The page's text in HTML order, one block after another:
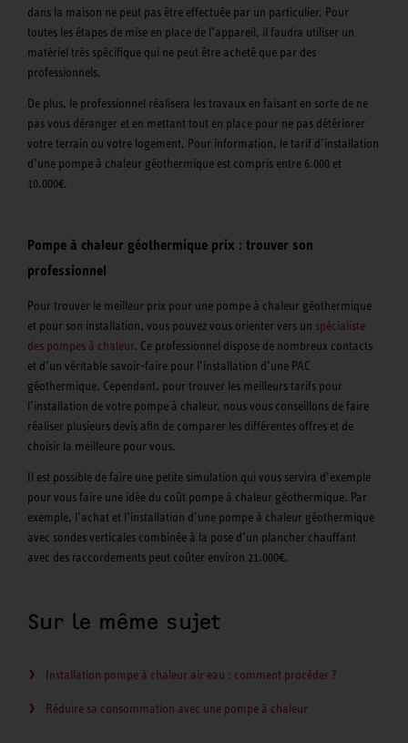
dans la maison ne peut pas être effectuée par un particulier. Pour
toutes les étapes de mise en place de l’appareil, il faudra utiliser un
matériel très spécifique qui ne peut être acheté que par des
professionnels.
De plus, le professionnel réalisera les travaux en faisant en sorte de ne
pas vous déranger et en mettant tout en place pour ne pas détériorer
votre terrain ou votre logement. Pour information, le tarif d’installation
d’une pompe à chaleur géothermique est compris entre 6.000 et
10.000€.
Pompe à chaleur géothermique prix : trouver son
professionnel
Pour trouver le meilleur prix pour une pompe à chaleur géothermique
et pour son installation, vous pouvez vous orienter vers un spécialiste
des pompes à chaleur. Ce professionnel dispose de nombreux contacts
et d’un véritable savoir-faire pour l’installation d’une PAC
géothermique. Cependant, pour trouver les meilleurs tarifs pour
l’installation de votre pompe à chaleur, nous vous conseillons de faire
réaliser plusieurs devis afin de comparer les différentes offres et de
choisir la meilleure pour vous.
Il est possible de faire une petite simulation qui vous servira d’exemple
pour vous faire une idée du coût pompe à chaleur géothermique. Par
exemple, l’achat et l’installation d’une pompe à chaleur géothermique
avec sondes verticales combinée à la pose d’un plancher chauffant
avec des raccordements peut coûter environ 21.000€.
Sur le même sujet
Installation pompe à chaleur air eau : comment procéder ?
Réduire sa consommation avec une pompe à chaleur